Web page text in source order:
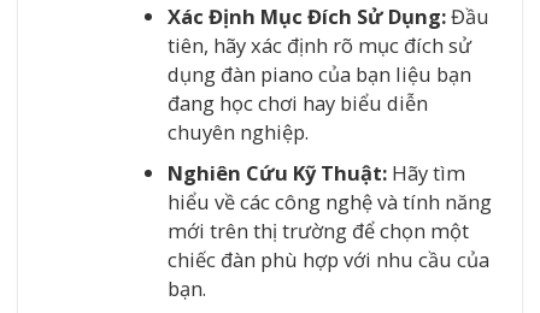
Xác Định Mục Đích Sử Dụng:Đầu
tiên, hãy xác định rõ mục đích sử
dụng đàn piano của bạn liệu bạn
đang học chơi hay biểu diễn
chuyên nghiệp.
Nghiên Cứu Kỹ Thuật:Hãy tìm
hiểu về các công nghệ và tính năng
mới trên thị trường để chọn một
chiếc đàn phù hợp với nhu cầu của
bạn.